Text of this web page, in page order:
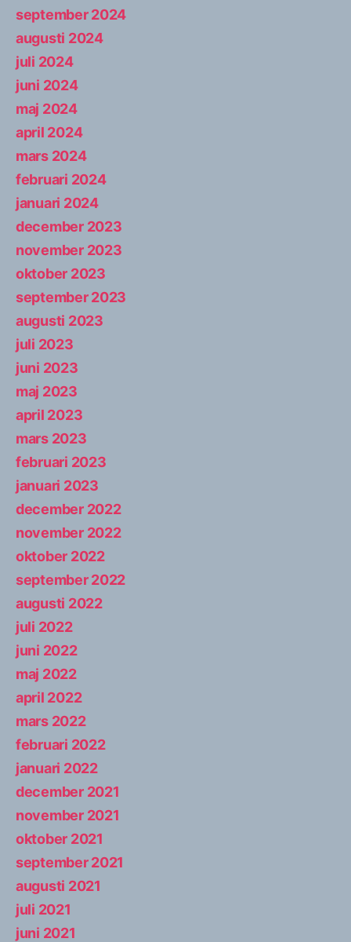
september 2024
augusti 2024
juli 2024
juni 2024
maj 2024
april 2024
mars 2024
februari 2024
januari 2024
december 2023
november 2023
oktober 2023
september 2023
augusti 2023
juli 2023
juni 2023
maj 2023
april 2023
mars 2023
februari 2023
januari 2023
december 2022
november 2022
oktober 2022
september 2022
augusti 2022
juli 2022
juni 2022
maj 2022
april 2022
mars 2022
februari 2022
januari 2022
december 2021
november 2021
oktober 2021
september 2021
augusti 2021
juli 2021
juni 2021